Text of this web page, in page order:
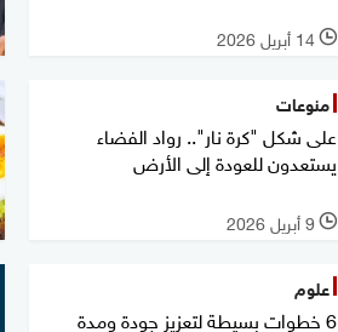
l 14 أبريل 2026
منوعات
على شكل "كرة نار".. رواد الفضاء
يستعدون للعودة إلى الأرض
l 9 أبريل 2026
علوم
6 خطوات بسيطة لتعزيز جودة ومدة